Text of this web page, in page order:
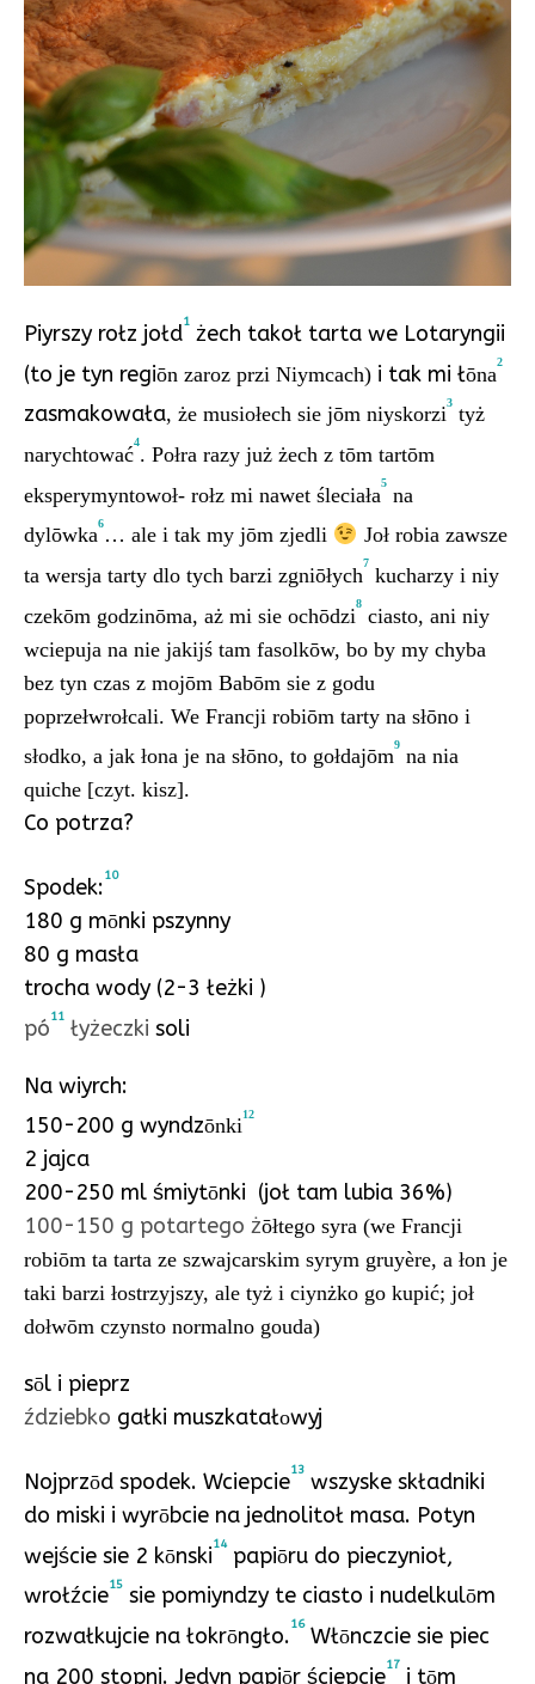
Piyrszy rołz jołd1 żech takoł tarta we Lotaryngii
(to je tyn regiōn zaroz przi Niymcach) i tak mi łōna
2
zasmakowała, że musiołech sie jōm niyskorzi
3
tyż
narychtować
4
. Połra razy już żech z tōm tartōm
eksperymyntowoł- rołz mi nawet śleciała
5
na
dylōwka
6
… ale i tak my jōm zjedli
Joł robia zawsze
ta wersja tarty dlo tych barzi zgniōłych
7
kucharzy i niy
czekōm godzinōma, aż mi sie ochōdzi
8
ciasto, ani niy
wciepuja na nie jakijś tam fasolkōw, bo by my chyba
bez tyn czas z mojōm Babōm sie z godu
poprzełwrołcali. We Francji robiōm tarty na słōno i
słodko, a jak łona je na słōno, to gołdajōm
9
na nia
quiche [czyt. kisz].
Co potrza?
Spodek:10
180 g mōnki pszynny
80 g masła
trocha wody (2-3 łeżki )
pó11 łyżeczki soli
Na wiyrch:
150-200 g wyndzōnki
12
2 jajca
200-250 ml śmiytōnki (joł tam lubia 36%)
100-150 g potartego żōłtego syra (we Francji
robiōm ta tarta ze szwajcarskim syrym gruyère, a łon je
taki barzi łostrzyjszy, ale tyż i ciynżko go kupić; joł
dołwōm czynsto normalno gouda)
sōl i pieprz
ździebko gałki muszkatałowyj
Nojprzōd spodek. Wciepcie13 wszyske składniki
do miski i wyrōbcie na jednolitoł masa. Potyn
wejście sie 2 kōnski14papiōru do pieczynioł,
wrołźcie15 sie pomiyndzy te ciasto i nudelkulōm
rozwałkujcie na łokrōngło.16 Włōnczcie sie piec
na 200 stopni. Jedyn papiōr ściepcie17 i tōm